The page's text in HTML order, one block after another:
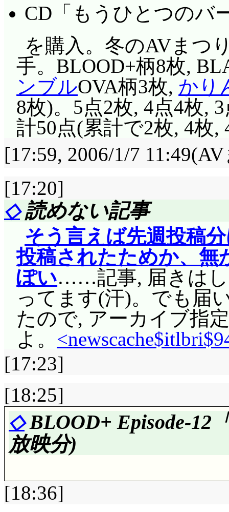
CD「もうひとつのバ
を購入。冬のAVまつ
手。BLOOD+柄8枚,
ンブルOVA柄3枚, かり
8枚)。5点2枚, 4点4枚,
計50点(累計で2枚, 4枚,
[17:59, 2006/1/7
[17:20]
◇読めない記事
そう言えば先週投稿
投稿されたためか、無
ぽい……記事, 届きはし
ってます(汗)。でも届
たので, アーカイブ指
よ。
[17:23]
[18:25]
◇BLOOD+ Episode-12
放映分)
[18:36]